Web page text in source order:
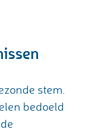
stem.
bedoeld